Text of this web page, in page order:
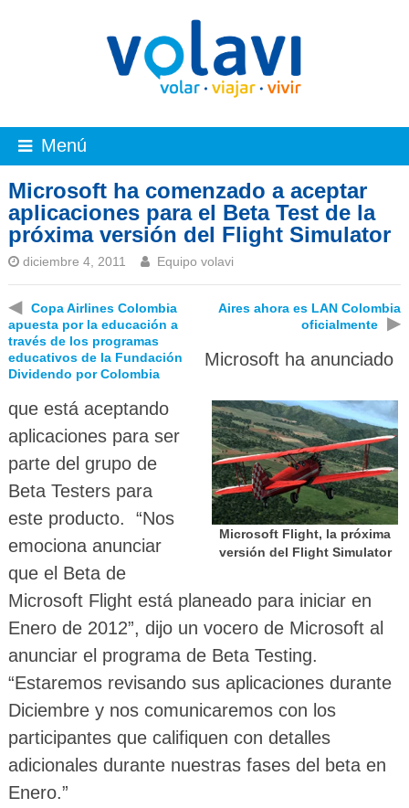
Menú
Microsoft ha comenzado a aceptar
aplicaciones para el Beta Test de la
próxima versión del Flight Simulator
diciembre 4, 2011 Equipo volavi
◀
Copa Airlines Colombia
apuesta por la educación a
través de los programas
educativos de la Fundación
Dividendo por Colombia
Aires ahora es LAN Colombia
oficialmente
▶
Microsoft Flight, la próxima
versión del Flight Simulator
Microsoft ha anunciado
que está aceptando
aplicaciones para ser
parte del grupo de
Beta Testers para
este producto. “Nos
emociona anunciar
que el Beta de
Microsoft Flight está planeado para iniciar en
Enero de 2012”, dijo un vocero de Microsoft al
anunciar el programa de Beta Testing.
“Estaremos revisando sus aplicaciones durante
Diciembre y nos comunicaremos con los
participantes que califiquen con detalles
adicionales durante nuestras fases del beta en
Enero.”